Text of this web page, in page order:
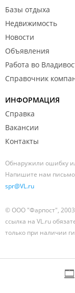
Базы отдыха
Недвижимость
Новости
Объявления
Работа во
Справочник
ИНФОРМАЦИЯ
Справка
Вакансии
Контакты
Обнаружили ошибку
Напишите нам
spr@VL.ru
© ООО "Фарпост",
ссылка на VL.ru
только при наличии